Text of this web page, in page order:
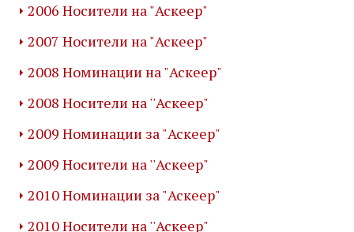
2006 Носители на "Аскеер"
2007 Носители на "Аскеер"
2008 Номинации на "Аскеер"
2008 Носители на ''Аскеер"
2009 Номинации за "Аскеер"
2009 Носители на ''Аскеер"
2010 Номинации за "Аскеер"
2010 Носители на ''Аскеер"